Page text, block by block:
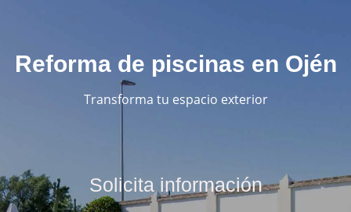
Reforma de piscinas en Ojén
Transforma tu espacio exterior
Solicita información